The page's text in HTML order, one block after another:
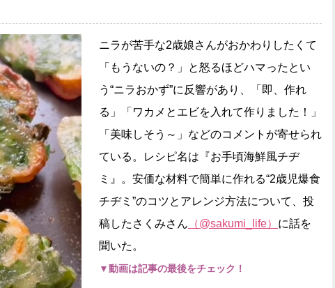
ニラが苦手な2歳娘さんがおかわりしたくて
「もうないの？」と怒るほどハマったとい
う“ニラおかず”に反響があり、「即、作れ
る」「ワカメとエビを入れて作りました！」
「美味しそう～」などのコメントが寄せられ
ている。レシピ名は『お手頃海鮮風チヂ
ミ』。安価な材料で簡単に作れる“2歳児爆食
チヂミ”のコツとアレンジ方法について、投
稿したさくみさん （@sakumi_life） に話を
聞いた。
▼動画は記事の最後をチェック！